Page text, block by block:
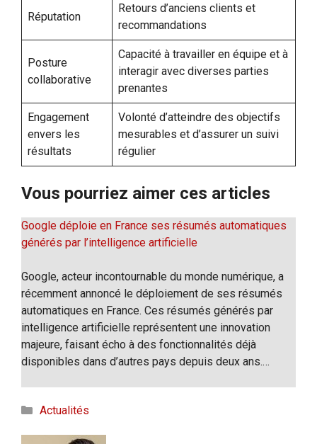
Réputation
Retours d’anciens clients et
recommandations
Posture
collaborative
Capacité à travailler en équipe et à
interagir avec diverses parties
prenantes
Engagement
envers les
résultats
Volonté d’atteindre des objectifs
mesurables et d’assurer un suivi
régulier
Vous pourriez aimer ces articles
Google déploie en France ses résumés automatiques
générés par l’intelligence artificielle
Google, acteur incontournable du monde numérique, a
récemment annoncé le déploiement de ses résumés
automatiques en France. Ces résumés générés par
intelligence artificielle représentent une innovation
majeure, faisant écho à des fonctionnalités déjà
disponibles dans d’autres pays depuis deux ans.…
Catégories
Actualités